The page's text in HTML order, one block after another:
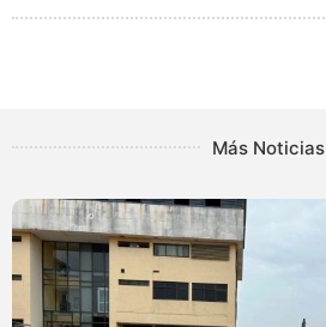
Más Noticias